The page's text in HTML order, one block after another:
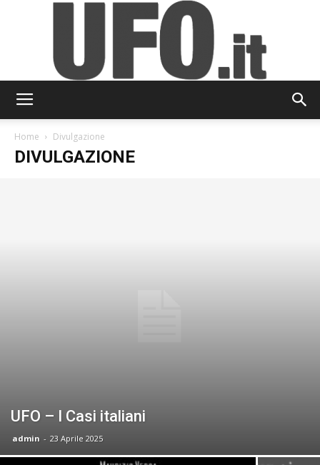
Home Divulgazione
DIVULGAZIONE
UFO – I Casi italiani
admin - 23 Aprile 2025